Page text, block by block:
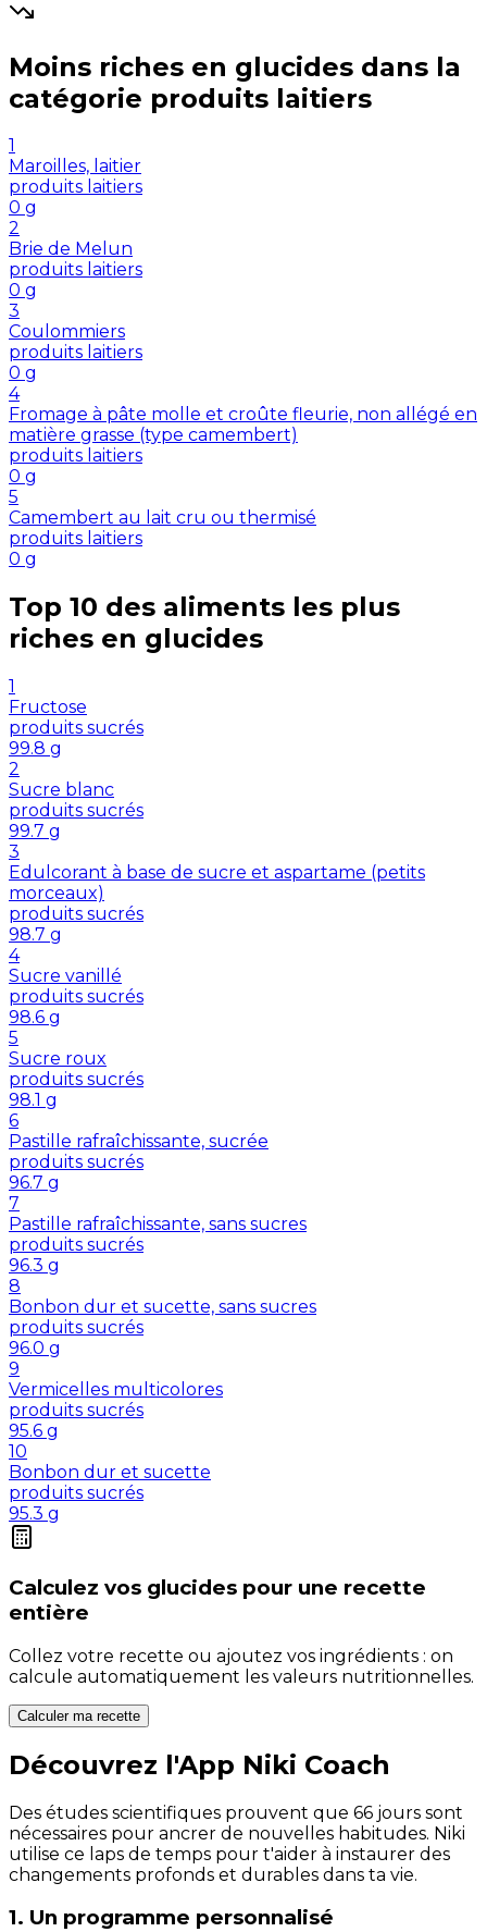
Moins riches en glucides dans la
catégorie produits laitiers
1
Maroilles, laitier
produits laitiers
0 g
2
Brie de Melun
produits laitiers
0 g
3
Coulommiers
produits laitiers
0 g
4
Fromage à pâte molle et croûte fleurie, non allégé en
matière grasse (type camembert)
produits laitiers
0 g
5
Camembert au lait cru ou thermisé
produits laitiers
0 g
Top 10 des aliments les plus
riches en glucides
1
Fructose
produits sucrés
99.8 g
2
Sucre blanc
produits sucrés
99.7 g
3
Edulcorant à base de sucre et aspartame (petits
morceaux)
produits sucrés
98.7 g
4
Sucre vanillé
produits sucrés
98.6 g
5
Sucre roux
produits sucrés
98.1 g
6
Pastille rafraîchissante, sucrée
produits sucrés
96.7 g
7
Pastille rafraîchissante, sans sucres
produits sucrés
96.3 g
8
Bonbon dur et sucette, sans sucres
produits sucrés
96.0 g
9
Vermicelles multicolores
produits sucrés
95.6 g
10
Bonbon dur et sucette
produits sucrés
95.3 g
Calculez vos glucides pour une recette
entière
Collez votre recette ou ajoutez vos ingrédients : on
calcule automatiquement les valeurs nutritionnelles.
Calculer ma recette
Découvrez l'App Niki Coach
Des études scientifiques prouvent que 66 jours sont
nécessaires pour ancrer de nouvelles habitudes. Niki
utilise ce laps de temps pour t'aider à instaurer des
changements profonds et durables dans ta vie.
1. Un programme personnalisé